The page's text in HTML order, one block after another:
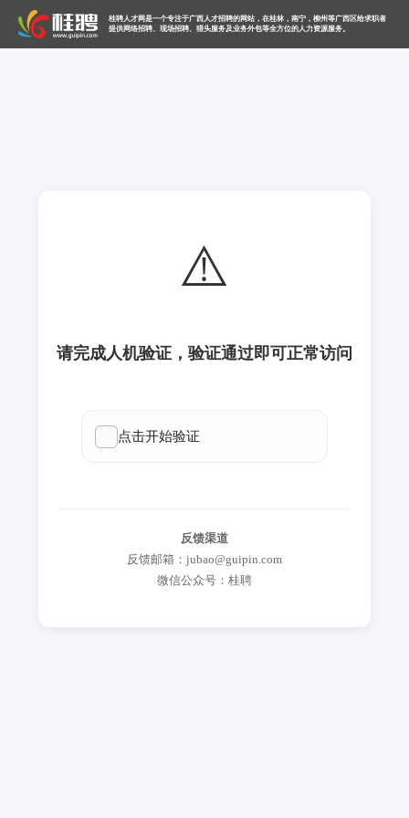
桂聘人才网是一个专注于广西人才招聘的网站，在桂林，南宁，柳州等广西区给求职者
提供网络招聘、现场招聘、猎头服务及业务外包等全方位的人力资源服务。
⚠️
请完成人机验证，验证通过即可正常访问
反馈渠道
反馈邮箱：jubao@guipin.com
微信公众号：桂聘